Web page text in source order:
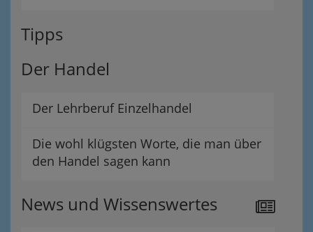
Tipps
Der Handel
Der Lehrberuf Einzelhandel
Die wohl klügsten Worte, die man über
den Handel sagen kann
News und Wissenswertes